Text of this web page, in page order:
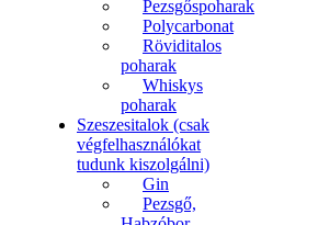
Pezsgőspoharak
Polycarbonat
Röviditalos
poharak
Whiskys
poharak
Szeszesitalok (csak
végfelhasználókat
tudunk kiszolgálni)
Gin
Pezsgő,